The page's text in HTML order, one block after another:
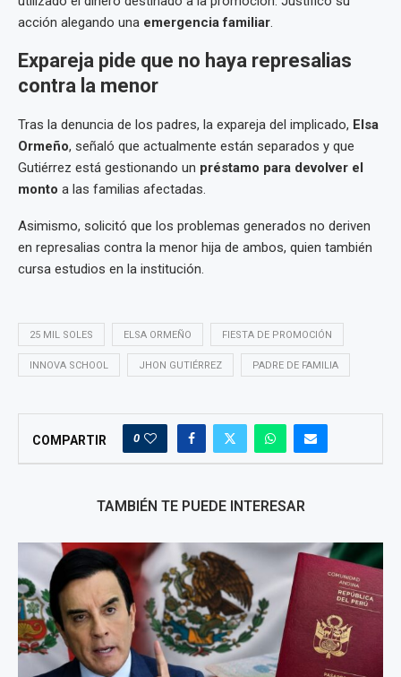
acción alegando una emergencia familiar
Expareja pide que no haya represalias
contra la menor
Tras la denuncia de los padres, la expareja del implicado, Elsa
Ormeño, señaló que actualmente están separados y que
Gutiérrez está gestionando un préstamo para devolver el
monto a las familias afectadas.
Asimismo, solicitó que los problemas generados no deriven
en represalias contra la menor hija de ambos, quien también
cursa estudios en la institución.
25 MIL SOLES ELSA ORMEÑO FIESTA DE PROMOCIÓN
INNOVA SCHOOL JHON GUTIÉRREZ PADRE DE FAMILIA
COMPARTIR 0
TAMBIÉN TE PUEDE INTERESAR